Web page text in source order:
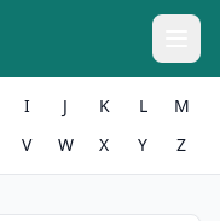
I J K L
M
V W X Y Z